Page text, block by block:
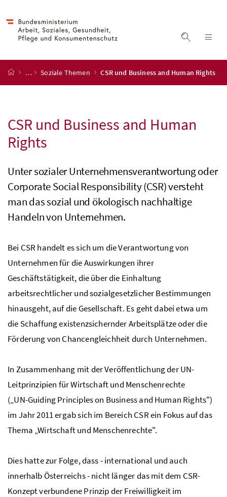
Suche
Startseite
… Soziale Themen CSR und Business and Human Rights
CSR und Business and Human
Rights
Unter sozialer Unternehmensverantwortung oder
Corporate Social Responsibility(CSR) versteht
man das sozial und ökologisch nachhaltige
Handeln von Unternehmen.
Bei CSR handelt es sich um die Verantwortung von
Unternehmen für die Auswirkungen ihrer
Geschäftstätigkeit, die über die Einhaltung
arbeitsrechtlicher und sozialgesetzlicher Bestimmungen
hinausgeht, auf die Gesellschaft. Es geht dabei etwa um
die Schaffung existenzsichernder Arbeitsplätze oder die
Förderung von Chancengleichheit durch Unternehmen.
In Zusammenhang mit der Veröffentlichung derUN-
Leitprinzipien für Wirtschaft und Menschenrechte
(„UN-Guiding Principles on Business and Human Rights")
im Jahr 2011 ergab sich im Bereich CSR ein Fokus auf das
Thema „Wirtschaft und Menschenrechte".
Dies hatte zur Folge, dass - international und auch
innerhalb Österreichs - nicht länger das mit dem CSR-
Konzept verbundene Prinzip der Freiwilligkeit im